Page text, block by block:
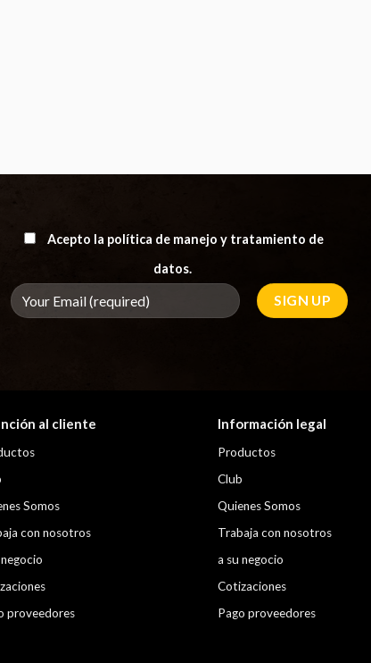
Acepto la política de manejo y tratamiento de
datos.
al cliente
Somos
con nosotros
proveedores
Información legal
Productos
Club
Quienes Somos
Trabaja con nosotros
a su negocio
Cotizaciones
Pago proveedores